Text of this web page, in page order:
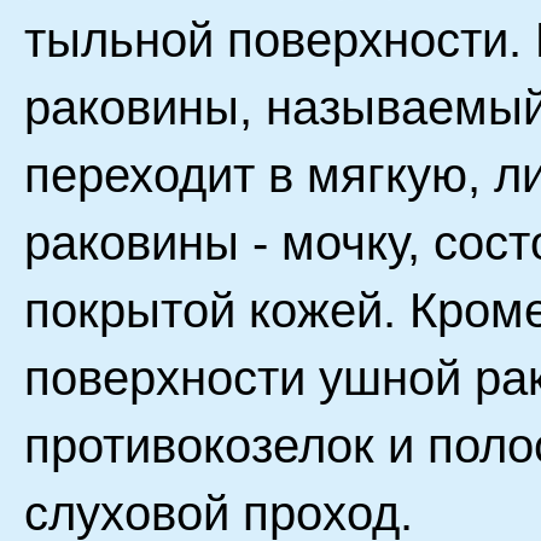
тыльной
раковины,
переходит в мягкую,
раковины - мочку,
покрытой кожей.
поверхности ушной
противокозелок и
слуховой проход.